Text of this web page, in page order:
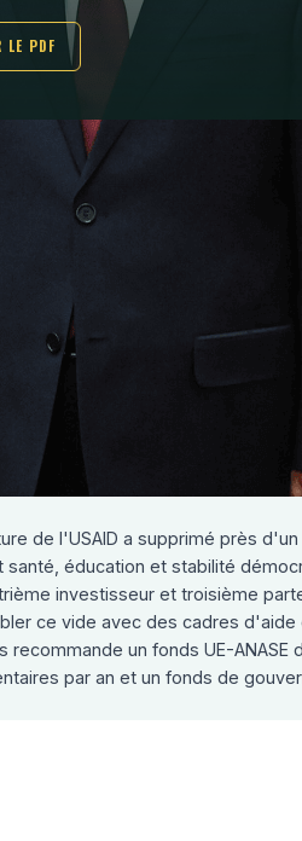
LE PDF
aux
Asie du Sud-Est, de la
Il décrira comment
retrait en tirant parti des
pour renforcer la
et contrebalancer
de l'USAID a supprimé près
santé, éducation et stabilité
investisseur et troisième
ce vide avec des cadres d'aide
recommande un fonds UE-
par an et un fonds de